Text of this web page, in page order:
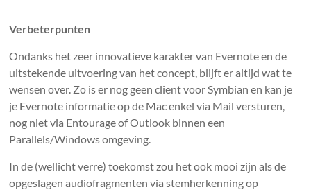
Verbeterpunten
Ondanks het zeer innovatieve karakter van Evernote en de
uitstekende uitvoering van het concept, blijft er altijd wat te
wensen over. Zo is er nog geen client voor Symbian en kan je
je Evernote informatie op de Mac enkel via Mail versturen,
nog niet via Entourage of Outlook binnen een
Parallels/Windows omgeving.
In de (wellicht verre) toekomst zou het ook mooi zijn als de
opgeslagen audiofragmenten via stemherkenning op